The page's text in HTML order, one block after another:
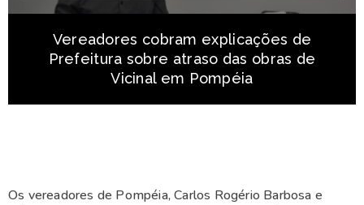
Vereadores cobram explicações de
Prefeitura sobre atraso das obras de
Vicinal em Pompéia
Os vereadores de Pompéia, Carlos Rogério Barbosa e